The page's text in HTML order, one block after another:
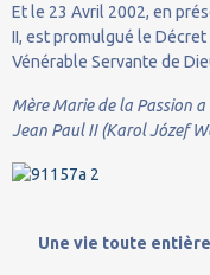
Et le 23 Avril 2002, en
II, est promulgué le
Vénérable Servante de
Mère Marie de la Passion
Jean Paul II (Karol Józef
Une vie toute